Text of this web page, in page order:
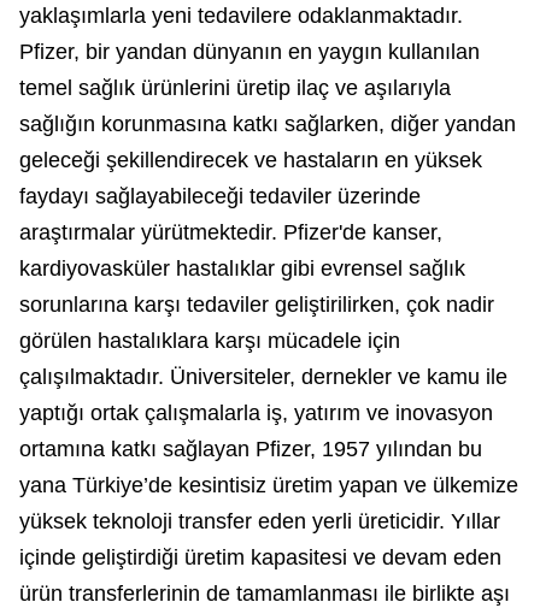
yaklaşımlarla yeni tedavilere odaklanmaktadır.
Pfizer, bir yandan dünyanın en yaygın kullanılan
temel sağlık ürünlerini üretip ilaç ve aşılarıyla
sağlığın korunmasına katkı sağlarken, diğer yandan
geleceği şekillendirecek ve hastaların en yüksek
faydayı sağlayabileceği tedaviler üzerinde
araştırmalar yürütmektedir. Pfizer'de kanser,
kardiyovasküler hastalıklar gibi evrensel sağlık
sorunlarına karşı tedaviler geliştirilirken, çok nadir
görülen hastalıklara karşı mücadele için
çalışılmaktadır. Üniversiteler, dernekler ve kamu ile
yaptığı ortak çalışmalarla iş, yatırım ve inovasyon
ortamına katkı sağlayan Pfizer, 1957 yılından bu
yana Türkiye’de kesintisiz üretim yapan ve ülkemize
yüksek teknoloji transfer eden yerli üreticidir. Yıllar
içinde geliştirdiği üretim kapasitesi ve devam eden
ürün transferlerinin de tamamlanması ile birlikte aşı